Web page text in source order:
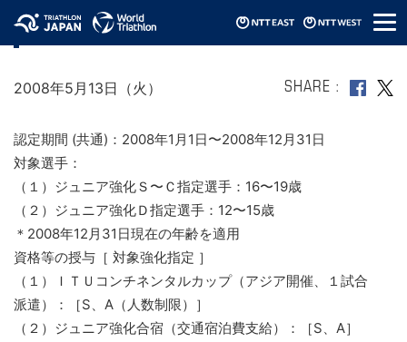
メ
ニ
2008年ジュニア強化指定選手制度(発表）
2008年5月13日（火） SHARE
認定期間 (共通)：2008年1月1日〜2008年12月31日
対象選手：
（１）ジュニア強化Ｓ〜Ｃ指定選手：16〜19歳
（２）ジュニア強化Ｄ指定選手：12〜15歳
＊2008年12月31日現在の年齢を適用
資格等の授与［ 対象強化指定 ］
（１）ＩＴＵコンチネンタルカップ（アジア開催、１試合
派遣）：［S、A（人数制限）］
（２）ジュニア強化合宿（交通宿泊費支給）：［S、A］